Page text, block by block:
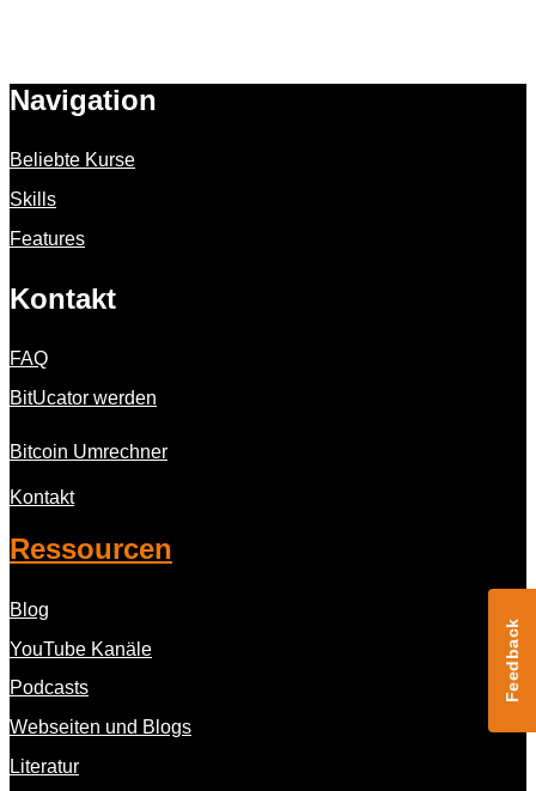
Navigation
Beliebte Kurse
Skills
Features
Kontakt
FAQ
BitUcator werden
Bitcoin Umrechner
Kontakt
Ressourcen
Blog
YouTube Kanäle
Podcasts
Webseiten und Blogs
Literatur
Feedback